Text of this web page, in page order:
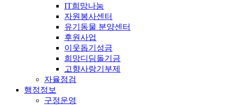
IT희망나눔
자원봉사센터
유기동물 분양센터
후원사업
이웃돕기성금
희망디딤돌기금
고향사랑기부제
자율점검
행정정보
구정운영